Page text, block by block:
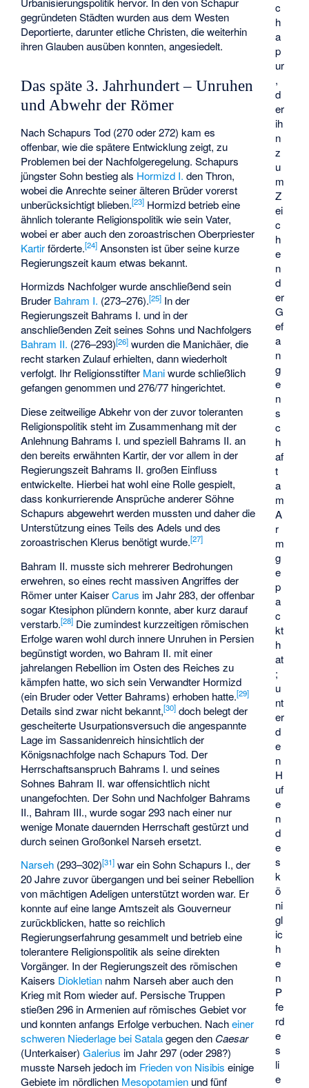
c
h
a
p
ur
,
d
er
ih
n
z
u
m
Z
ei
c
h
e
n
d
er
G
ef
a
n
g
e
n
s
c
h
af
t
a
m
A
r
m
g
e
p
a
c
kt
h
at
;
u
nt
er
d
e
n
H
uf
e
n
d
e
s
k
ö
ni
gl
ic
h
e
n
P
fe
rd
e
s
li
e
gegründeten Städten wurden aus dem Westen
Deportierte, darunter etliche Christen, die weiterhin
ihren Glauben ausüben konnten, angesiedelt.
Das späte 3. Jahrhundert – Unruhen
und Abwehr der Römer
Nach Schapurs Tod (270 oder 272) kam es
offenbar, wie die spätere Entwicklung zeigt, zu
Problemen bei der Nachfolgeregelung. Schapurs
jüngster Sohn bestieg als Hormizd I. den Thron,
wobei die Anrechte seiner älteren Brüder vorerst
unberücksichtigt blieben.[23] Hormizd betrieb eine
ähnlich tolerante Religionspolitik wie sein Vater,
wobei er aber auch den zoroastrischen Oberpriester
Kartirförderte.[24] Ansonsten ist über seine kurze
Regierungszeit kaum etwas bekannt.
Hormizds Nachfolger wurde anschließend sein
Bruder Bahram I. (273–276).[25] In der
Regierungszeit Bahrams I. und in der
anschließenden Zeit seines Sohns und Nachfolgers
Bahram II. (276–293)[26] wurden die Manichäer, die
recht starken Zulauf erhielten, dann wiederholt
verfolgt. Ihr Religionsstifter Maniwurde schließlich
gefangen genommen und 276/77 hingerichtet.
Diese zeitweilige Abkehr von der zuvor toleranten
Religionspolitik steht im Zusammenhang mit der
Anlehnung Bahrams I. und speziell Bahrams II. an
den bereits erwähnten Kartir, der vor allem in der
Regierungszeit Bahrams II. großen Einfluss
entwickelte. Hierbei hat wohl eine Rolle gespielt,
dass konkurrierende Ansprüche anderer Söhne
Schapurs abgewehrt werden mussten und daher die
Unterstützung eines Teils des Adels und des
zoroastrischen Klerus benötigt wurde.[27]
Bahram II. musste sich mehrerer Bedrohungen
erwehren, so eines recht massiven Angriffes der
Römer unter KaiserCarus im Jahr 283, der offenbar
sogar Ktesiphon plündern konnte, aber kurz darauf
verstarb.[28] Die zumindest kurzzeitigen römischen
Erfolge waren wohl durch innere Unruhen in Persien
begünstigt worden, wo Bahram II. mit einer
jahrelangen Rebellion im Osten des Reiches zu
kämpfen hatte, wo sich sein Verwandter Hormizd
(ein Bruder oder Vetter Bahrams) erhoben hatte.[29]
Details sind zwar nicht bekannt,[30] doch belegt der
gescheiterte Usurpationsversuch die angespannte
Lage im Sassanidenreich hinsichtlich der
Königsnachfolge nach Schapurs Tod. Der
Herrschaftsanspruch Bahrams I. und seines
Sohnes Bahram II. war offensichtlich nicht
unangefochten. Der Sohn und Nachfolger Bahrams
II., Bahram III., wurde sogar 293 nach einer nur
wenige Monate dauernden Herrschaft gestürzt und
durch seinen Großonkel Narseh ersetzt.
Narseh (293–302)[31] war ein Sohn Schapurs I., der
20 Jahre zuvor übergangen und bei seiner Rebellion
von mächtigen Adeligen unterstützt worden war. Er
konnte auf eine lange Amtszeit als Gouverneur
zurückblicken, hatte so reichlich
Regierungserfahrung gesammelt und betrieb eine
tolerantere Religionspolitik als seine direkten
Vorgänger. In der Regierungszeit des römischen
Kaisers Diokletian nahm Narseh aber auch den
Krieg mit Rom wieder auf. Persische Truppen
stießen 296 in Armenien auf römisches Gebiet vor
und konnten anfangs Erfolge verbuchen. Nacheiner
schweren Niederlage bei Satalagegen den Caesar
(Unterkaiser)Galerius im Jahr 297 (oder 298?)
musste Narseh jedoch im Frieden von Nisibis einige
Gebiete im nördlichen Mesopotamien und fünf